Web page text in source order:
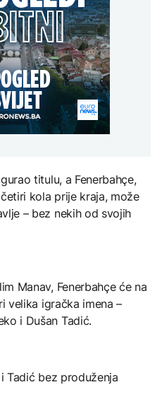
isplata penzija u
Krško
proizvodnju
niskog vodostaja i
temperatura
na aerodromima i
prelazima u
je svrha EES
ako se isključuje
preopterećen?
cijene nafte na
tržištu, hoće li
na BiH
moraju platiti 942
dolara
prijete
piramidama
u Sudanu
radi na novom
titulu, a Fenerbahçe,
kola prije kraja, može
– bez nekih od svojih
Manav, Fenerbahçe će na
velika igračka imena –
i Dušan Tadić.
Tadić bez produženja